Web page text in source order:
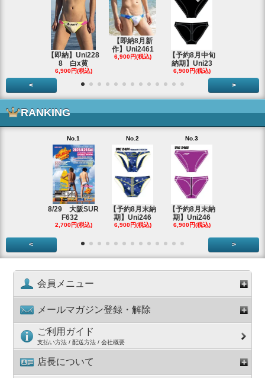
【即納】Uni228
8 白x黄
6,900円(税込)
【即納8月新
作】Uni2461
6,900円(税込)
【予約8月中旬
納期】Uni23
6,900円(税込)
< >
RANKING
No.1
8/29 大阪SUR
F632
2,700円(税込)
No.2
【予約8月末納
期】Uni246
6,900円(税込)
No.3
【予約8月末納
期】Uni246
6,900円(税込)
< >
会員メニュー
メールマガジン登録・解除
ご利用ガイド
支払い方法 / 配送方法 / 会社概要
店長について